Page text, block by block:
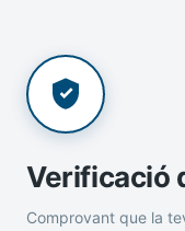
Verificació
Comprovant que la